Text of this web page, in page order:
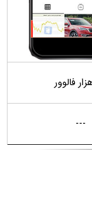
---